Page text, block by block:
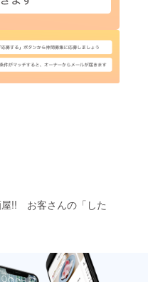
屋!! お客さんの「した